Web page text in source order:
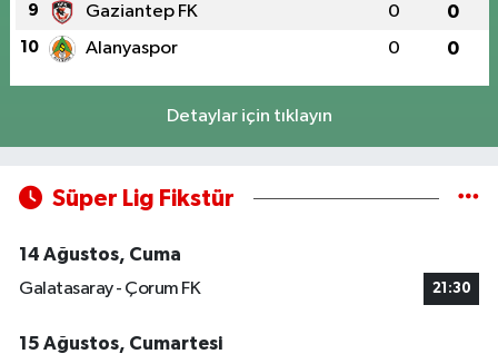
9 Gaziantep FK 0 0
10 Alanyaspor 0 0
Detaylar için tıklayın
Süper Lig Fikstür
14 Ağustos, Cuma
Galatasaray - Çorum FK
21:30
15 Ağustos, Cumartesi